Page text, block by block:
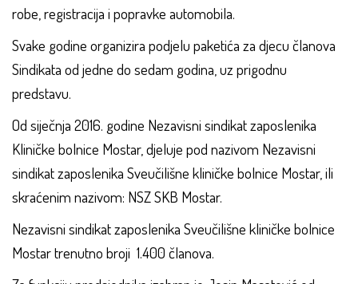
robe, registracija i popravke automobila.
Svake godine organizira podjelu paketića za djecu članova
Sindikata od jedne do sedam godina, uz prigodnu
predstavu.
Od siječnja 2016. godine Nezavisni sindikat zaposlenika
Kliničke bolnice Mostar, djeluje pod nazivom Nezavisni
sindikat zaposlenika Sveučilišne kliničke bolnice Mostar, ili
skraćenim nazivom: NSZ SKB Mostar.
Nezavisni sindikat zaposlenika Sveučilišne kliničke bolnice
Mostar trenutno broji 1.400 članova.